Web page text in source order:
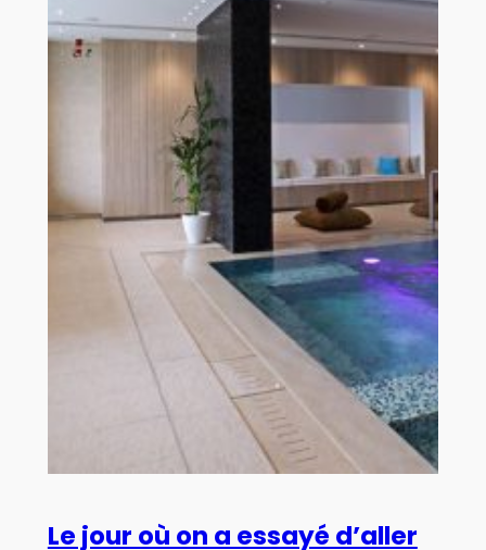
Le jour où on a essayé d’aller